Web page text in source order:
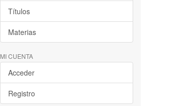
Títulos
Materias
MI CUENTA
Acceder
Registro